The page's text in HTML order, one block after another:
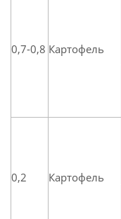
0,7-0,8 Картофель
0,2 Картофель